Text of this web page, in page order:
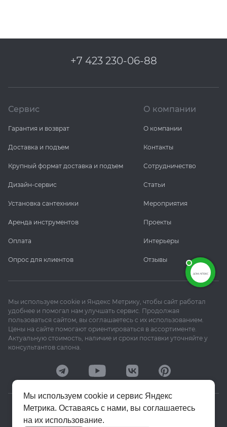
+7 423 230-06-88
Сервис
Гарантия и возврат
Доставка и подъем
Крупный формат доставка и подъем
Дизайн-сервис
Установка сантехники
Аренда инструментов
Оплата
Опрос для клиентов
О компании
О компании
Контакты
Сотрудничество
Статьи
Мероприятия
Проекты
Интерьеры
Отзывы
Мы используем cookie и Яндекс Метрику, чтобы сайт работал
удобнее и помогал нам улучшать сервис. Продолжая
пользоваться сайтом, вы соглашаетесь с их использованием.
Цены на сайте помогают ориентироваться в ассортименте.
Актуальную стоимость, наличие и сроки поставки уточняйте у
консультантов салона.
© 2020–2026 «Апекс»
Мы используем cookie и сервис Яндекс
Метрика. Оставаясь с нами, вы соглашаетесь
на их использование.